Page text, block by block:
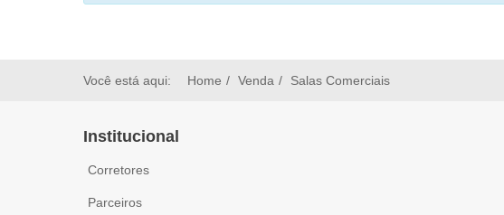
Você está aqui: Home Venda Salas Comerciais
Institucional
Corretores
Parceiros